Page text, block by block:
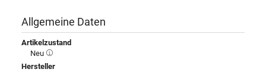
Allgemeine Daten
Artikelzustand
Neu
Hersteller